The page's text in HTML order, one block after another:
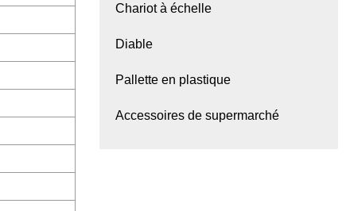
Chariot à échelle
Diable
Pallette en plastique
Accessoires de supermarché